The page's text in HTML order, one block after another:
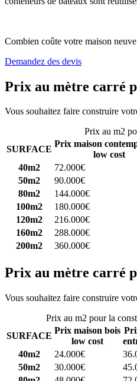
Combien coûte votre maison
Demandez des devis
Prix au mètre carré
Vous souhaitez faire construire
Prix au m2
SURFACE
Prix maison
low cost
40m2
72.000€
50m2
90.000€
80m2
144.000€
100m2
180.000€
120m2
216.000€
160m2
288.000€
200m2
360.000€
Prix au mètre carré
Vous souhaitez faire construire
Prix au m2 pour la
SURFACE
Prix maison bois
low cost
40m2
24.000€
50m2
30.000€